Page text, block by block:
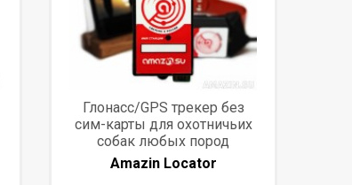
Глонасс/GPS трекер без
сим-карты для охотничьих
собак любых пород
Amazin Locator